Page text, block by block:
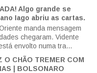
Algo grande se
Iago abriu as cartas.
manda mensagem
chegaram. Vidente
envolto numa tra...
O CHÃO TREMER COM
| BOLSONARO